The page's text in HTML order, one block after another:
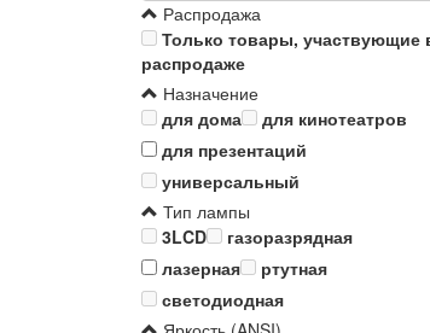
Распродажа
Только товары, участвующие
распродаже
Назначение
для дома
для кинотеатров
для презентаций
универсальный
Тип лампы
3LCD
газоразрядная
лазерная
ртутная
светодиодная